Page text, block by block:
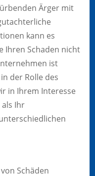
Ärger mit
kann es
Ihren Schaden nicht
ist
der Rolle des
in Ihrem Interesse
Ihr
Schäden